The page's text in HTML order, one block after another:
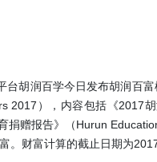
台胡润百学今日发布胡润百
2017 ），内容包括《2017
捐赠报告》（ Hurun
。财富计算的截止日期为